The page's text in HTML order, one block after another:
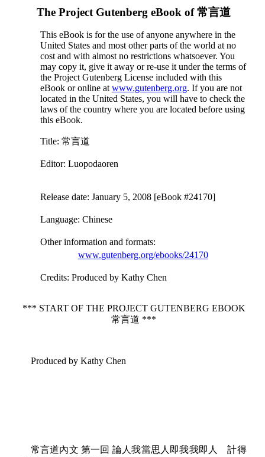
The Project Gutenberg eBook of常言道
This eBook is for the use of anyone anywhere in the
United States and most other parts of the world at no
cost and with almost no restrictions whatsoever. You
may copy it, give it away or re-use it under the terms of
the Project Gutenberg License included with this
eBook or online at www.gutenberg.org. If you are not
located in the United States, you will have to check the
laws of the country where you are located before using
this eBook.
Title: 常言道
Editor: Luopodaoren
Release date: January 5, 2008 [eBook #24170]
Language: Chinese
Other information and formats:
www.gutenberg.org/ebooks/24170
Credits: Produced by Kathy Chen
*** START OF THE PROJECT GUTENBERG EBOOK
常言道 ***
Produced by Kathy Chen
常言道內文 第一回 論人我當思人即我我即人 計得